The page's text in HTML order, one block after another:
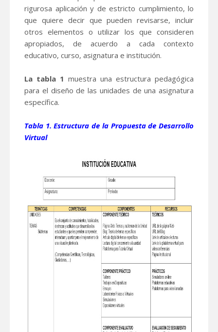
rigurosa aplicación y de estricto cumplimiento, lo
que quiere decir que pueden revisarse, incluir
otros elementos o utilizar los que consideren
apropiados, de acuerdo a cada contexto
educativo, curso, asignatura e institución.
La tabla 1 muestra una estructura pedagógica
para el diseño de las unidades de una asignatura
específica.
Tabla 1. Estructura de la Propuesta de Desarrollo
Virtual